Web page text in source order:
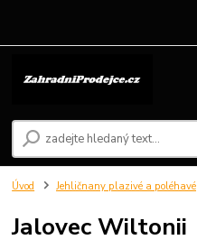
Úvod Jehličnany plazivé a poléhavé
Jalovec Wiltonii